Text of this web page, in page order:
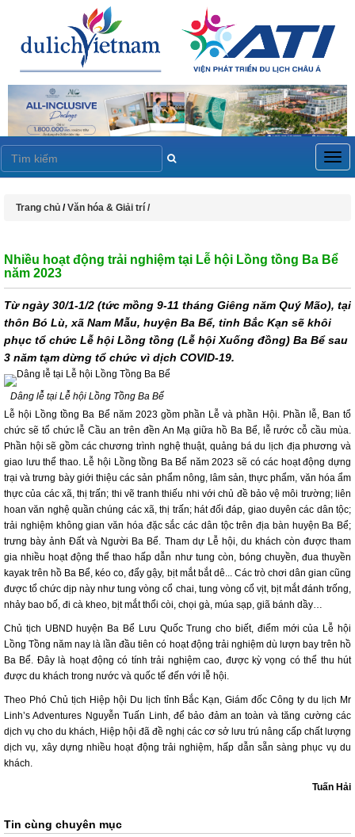
Trang chủ /Văn hóa & Giải trí /
Nhiều hoạt động trải nghiệm tại Lễ hội Lồng tồng Ba Bể
năm 2023
Từ ngày 30/1-1/2 (tức mồng 9-11 tháng Giêng năm Quý Mão), tại
thôn Bó Lù, xã Nam Mẫu, huyện Ba Bể, tỉnh Bắc Kạn sẽ khôi
phục tổ chức Lễ hội Lồng tồng (Lễ hội Xuống đồng) Ba Bể sau
3 năm tạm dừng tổ chức vì dịch COVID-19.
Dâng lễ tại Lễ hội Lồng Tồng Ba Bể
Lễ hội Lồng tồng Ba Bể năm 2023 gồm phần Lễ và phần Hội. Phần lễ, Ban tổ
chức sẽ tổ chức lễ Cầu an trên đền An Mạ giữa hồ Ba Bể, lễ rước cỗ cầu mùa.
Phần hội sẽ gồm các chương trình nghệ thuật, quảng bá du lịch địa phương và
giao lưu thể thao. Lễ hội Lồng tồng Ba Bể năm 2023 sẽ có các hoạt động dựng
trại và trưng bày giới thiệu các sản phẩm nông, lâm sản, thực phẩm, văn hóa ẩm
thực của các xã, thị trấn; thi vẽ tranh thiếu nhi với chủ đề bảo vệ môi trường; liên
hoan văn nghệ quần chúng các xã, thị trấn; hát đối đáp, giao duyên các dân tộc;
trải nghiệm không gian văn hóa đặc sắc các dân tộc trên địa bàn huyện Ba Bể;
trưng bày ảnh Đất và Người Ba Bể. Tham dự Lễ hội, du khách còn được tham
gia nhiều hoạt động thể thao hấp dẫn như tung còn, bóng chuyền, đua thuyền
kayak trên hồ Ba Bể, kéo co, đẩy gậy, bịt mắt bắt dê... Các trò chơi dân gian cũng
được tổ chức dịp này như tung vòng cổ chai, tung vòng cổ vịt, bịt mắt đánh trống,
nhảy bao bố, đi cà kheo, bịt mắt thổi còi, chọi gà, múa sạp, giã bánh dầy…
Chủ tịch UBND huyện Ba Bể Lưu Quốc Trung cho biết, điểm mới của Lễ hội
Lồng Tồng năm nay là lần đầu tiên có hoạt động trải nghiệm dù lượn bay trên hồ
Ba Bể. Đây là hoạt động có tính trải nghiệm cao, được kỳ vọng có thể thu hút
được du khách trong nước và quốc tế đến với lễ hội.
Theo Phó Chủ tịch Hiệp hội Du lịch tỉnh Bắc Kạn, Giám đốc Công ty du lịch Mr
Linh’s Adventures Nguyễn Tuấn Linh, để bảo đảm an toàn và tăng cường các
dịch vụ cho du khách, Hiệp hội đã đề nghị các cơ sở lưu trú nâng cấp chất lượng
dịch vụ, xây dựng nhiều hoạt động trải nghiệm, hấp dẫn sẵn sàng phục vụ du
khách.
Tuấn Hải
Tin cùng chuyên mục